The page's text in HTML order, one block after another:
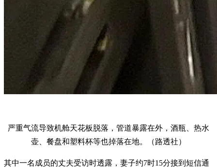
严重气流导致机舱天花板脱落，管道暴露在外，酒瓶、热水
壶、餐盘和塑料杯等也掉落在地。（路透社）
其中一名成员的丈夫受访时透露，妻子约7时15分接到短信通